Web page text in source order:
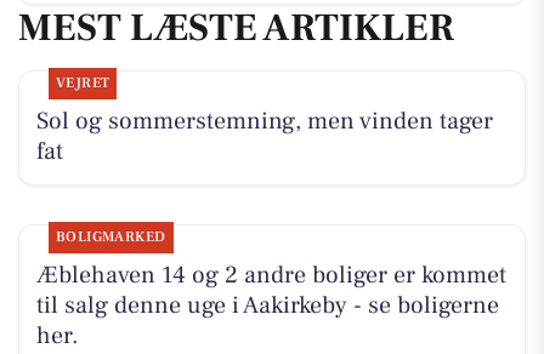
MEST LÆSTE ARTIKLER
VEJRET
Sol og sommerstemning, men vinden tager
fat
BOLIGMARKED
Æblehaven 14 og 2 andre boliger er kommet
til salg denne uge i Aakirkeby - se boligerne
her.